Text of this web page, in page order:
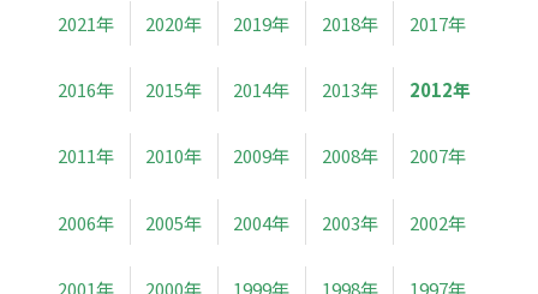
2021年 2020年 2019年 2018年 2017年
2016年 2015年 2014年 2013年 2012年
2011年 2010年 2009年 2008年 2007年
2006年 2005年 2004年 2003年 2002年
2001年 2000年 1999年 1998年 1997年